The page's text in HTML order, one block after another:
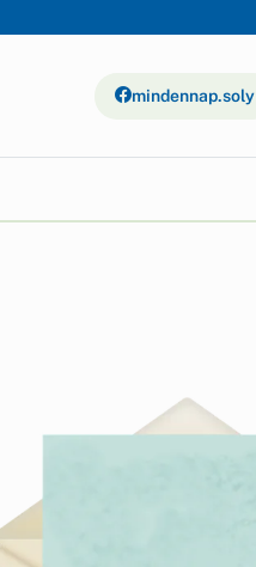
mindennap.soly